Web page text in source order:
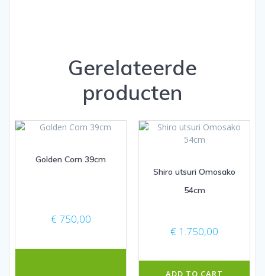
Gerelateerde
producten
Golden Corn 39cm
€ 750,00
Shiro utsuri Omosako
54cm
€ 1.750,00
ADD TO CART